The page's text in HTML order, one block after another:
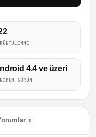
4.4 ve üzeri
SÜRÜM
0